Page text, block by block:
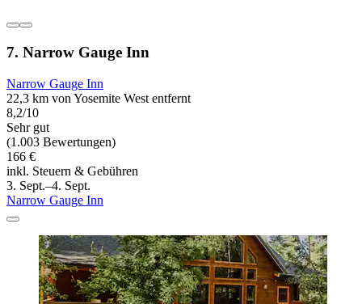
7. Narrow Gauge Inn
Narrow Gauge Inn
22,3 km von Yosemite West entfernt
8,2/10
Sehr gut
(1.003 Bewertungen)
166 €
inkl. Steuern & Gebühren
3. Sept.–4. Sept.
Narrow Gauge Inn